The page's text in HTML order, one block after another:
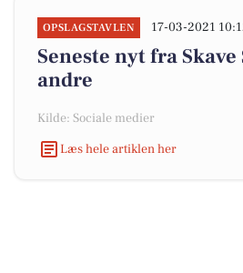
OPSLAGSTAVLEN 17-03-2021
Seneste nyt fra Skave
andre
Kilde: Sociale medier
Læs hele artiklen her